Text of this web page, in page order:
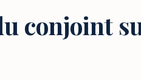
conjoint